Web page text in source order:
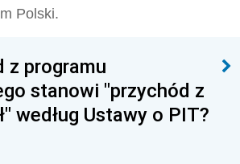
Polski.
z programu
stanowi "przychód z
według Ustawy o PIT?